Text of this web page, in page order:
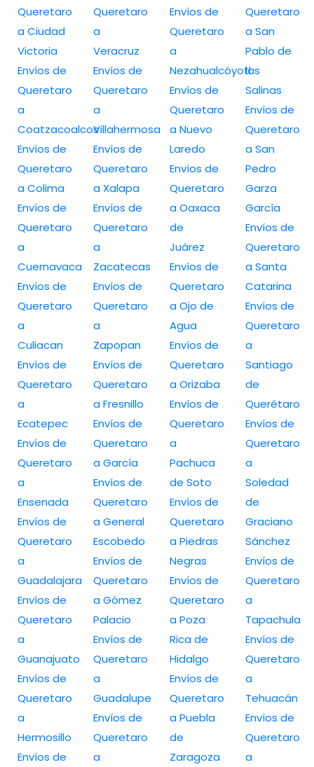
Queretaro
a Ciudad
Victoria
Envíos de
Queretaro
a
Coatzacoalcos
Envíos de
Queretaro
a Colima
Envíos de
Queretaro
a
Cuernavaca
Envíos de
Queretaro
a
Culiacan
Envíos de
Queretaro
a
Ecatepec
Envíos de
Queretaro
a
Ensenada
Envíos de
Queretaro
a
Guadalajara
Envíos de
Queretaro
a
Guanajuato
Envíos de
Queretaro
a
Hermosillo
Envíos de
Queretaro
a
Veracruz
Envíos de
Queretaro
a
Villahermosa
Envíos de
Queretaro
a Xalapa
Envíos de
Queretaro
a
Zacatecas
Envíos de
Queretaro
a
Zapopan
Envíos de
Queretaro
a Fresnillo
Envíos de
Queretaro
a García
Envíos de
Queretaro
a General
Escobedo
Envíos de
Queretaro
a Gómez
Palacio
Envíos de
Queretaro
a
Guadalupe
Envíos de
Queretaro
a
Envíos de
Queretaro
a
Nezahualcóyotl
Envíos de
Queretaro
a Nuevo
Laredo
Envíos de
Queretaro
a Oaxaca
de
Juárez
Envíos de
Queretaro
a Ojo de
Agua
Envíos de
Queretaro
a Orizaba
Envíos de
Queretaro
a
Pachuca
de Soto
Envíos de
Queretaro
a Piedras
Negras
Envíos de
Queretaro
a Poza
Rica de
Hidalgo
Envíos de
Queretaro
a Puebla
de
Zaragoza
Queretaro
a San
Pablo de
las
Salinas
Envíos de
Queretaro
a San
Pedro
Garza
García
Envíos de
Queretaro
a Santa
Catarina
Envíos de
Queretaro
a
Santiago
de
Querétaro
Envíos de
Queretaro
a
Soledad
de
Graciano
Sánchez
Envíos de
Queretaro
a
Tapachula
Envíos de
Queretaro
a
Tehuacán
Envíos de
Queretaro
a